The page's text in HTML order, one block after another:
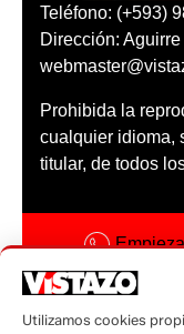
Teléfono: (+593)
Dirección:
Prohibida la
cualquier idioma,
titular, de todos
Código
Utilizamos cookies